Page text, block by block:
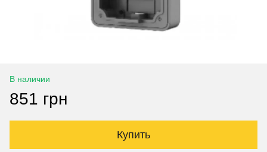
В наличии
851 грн
Купить